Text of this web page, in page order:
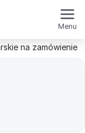
Menu
na zamówienie